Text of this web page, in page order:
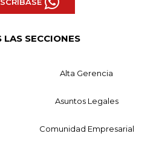
LAS SECCIONES
Alta Gerencia
Asuntos Legales
Comunidad Empresarial